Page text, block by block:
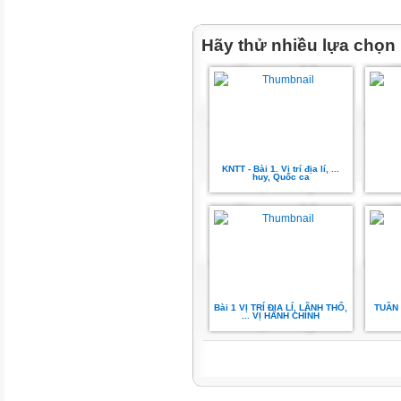
mình đi khám phá
vòng quanh đất nước
ĐỊA LÝ
Đọc thông tin và
quan sát các hình
ẠI
của Việt Nam trên
Hãy thử nhiều lựa chọn
KNTT - Bài 1. Vị trí địa lí, ...
huy, Quốc ca
Bài 1 VỊ TRÍ ĐỊA LÍ, LÃNH THỔ,
... VỊ HÀNH CHÍNH